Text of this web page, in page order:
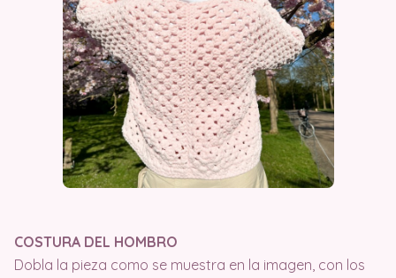
COSTURA DEL HOMBRO
Dobla la pieza como se muestra en la imagen, con los